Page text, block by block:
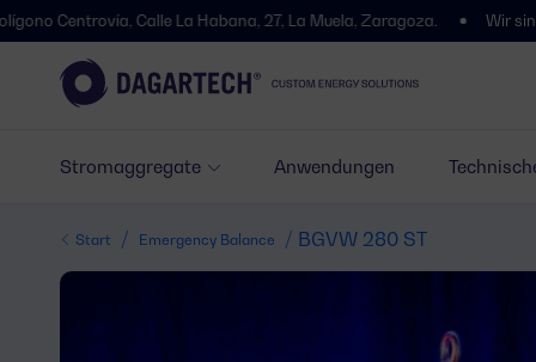
Stromaggregate Anwendungen
Calle La Habana, 27, La Muela, Zaragoza. Wir sind
Start / Emergency Balance / BGVW 280 ST